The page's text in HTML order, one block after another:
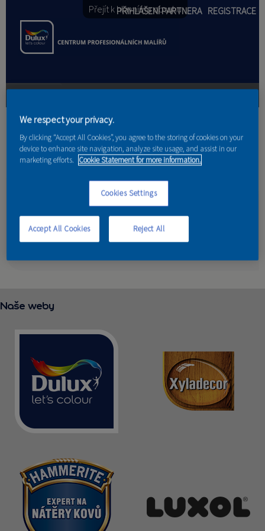
Přejít k hlavnímu obsahu
PŘIHLÁŠENÍ PARTNERA REGISTRACE
PRODUKTY
PRODUKTOVÉ NOVINKY
AKADEMIE
Jste zde
Domů
Stránka nenalezena
Stránka nenalezena, pokračujte prosim na
Naše weby
We respect your privacy.
By clicking “Accept All Cookies”, you agree to the storing of cookies on your
device to enhance site navigation, analyze site usage, and assist in our
marketing efforts. Cookie Statement for more information.
Cookies Settings
Reject All
Accept All Cookies